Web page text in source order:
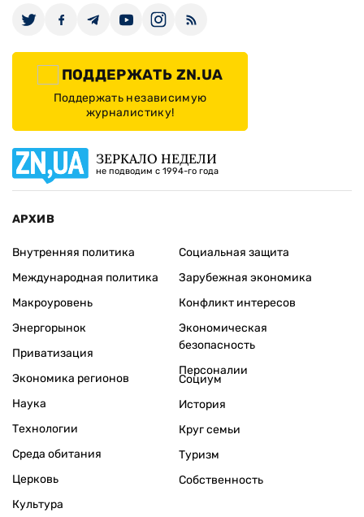
ПОДДЕРЖАТЬ ZN.UA
Поддержать независимую
журналистику!
ЗЕРКАЛО НЕДЕЛИ
не подводим с 1994-го года
АРХИВ
Внутренняя политика
Международная политика
Макроуровень
Энергорынок
Приватизация
Экономика регионов
Социальная защита
Зарубежная экономика
Конфликт интересов
Экономическая
безопасность
Персоналии
Наука
Технологии
Среда обитания
Церковь
Культура
Социум
История
Круг семьи
Туризм
Собственность